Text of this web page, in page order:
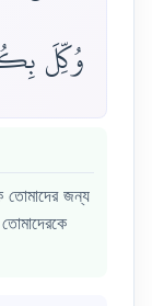
وُكِّلَ
তোমাদের জন্য